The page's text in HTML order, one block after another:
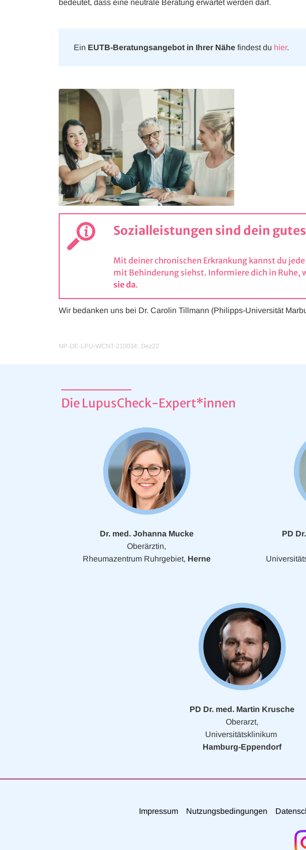
bedeutet, dass eine neutrale Beratung erwartet werden darf.
Ein EUTB-Beratungsangebot in Ihrer Nähe findest du hier.
Sozialleistungen sind dein
Mit deiner chronischen Erkrankung kannst du
mit Behinderung siehst. Informiere dich in Ruhe,
sie da.
Wir bedanken uns bei Dr. Carolin Tillmann (Philipps-Universität
NP-DE-LPU-WCNT-210034, Dez22
Die LupusCheck-Expert*innen
Dr. med. Johanna Mucke
Oberärztin,
Rheumazentrum Ruhrgebiet, Herne
PD
PD Dr. med. Martin Krusche
Oberarzt,
Universitätsklinikum
Hamburg-Eppendorf
Impressum Nutzungsbedingungen